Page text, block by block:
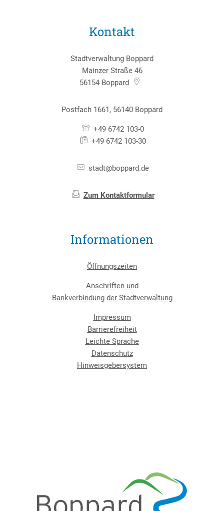
Kontakt
Stadtverwaltung Boppard
Mainzer Straße 46
56154 Boppard
Postfach 1661, 56140 Boppard
+49 6742 103-0
+49 6742 103-30
stadt@boppard.de
Zum Kontaktformular
Informationen
Öffnungszeiten
Anschriften und
Bankverbindung der Stadtverwaltung
Impressum
Barrierefreiheit
Leichte Sprache
Datenschutz
Hinweisgebersystem